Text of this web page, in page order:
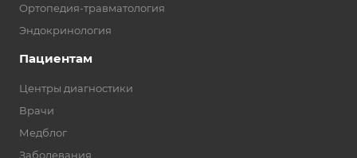
Ортопедия-травматология
Эндокринология
Пациентам
Центры диагностики
Врачи
Медблог
Заболевания